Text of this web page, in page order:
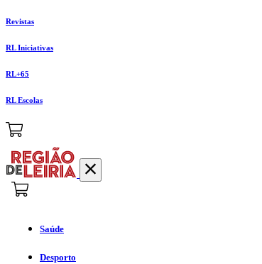
Revistas
RL Iniciativas
RL+65
RL Escolas
Saúde
Desporto